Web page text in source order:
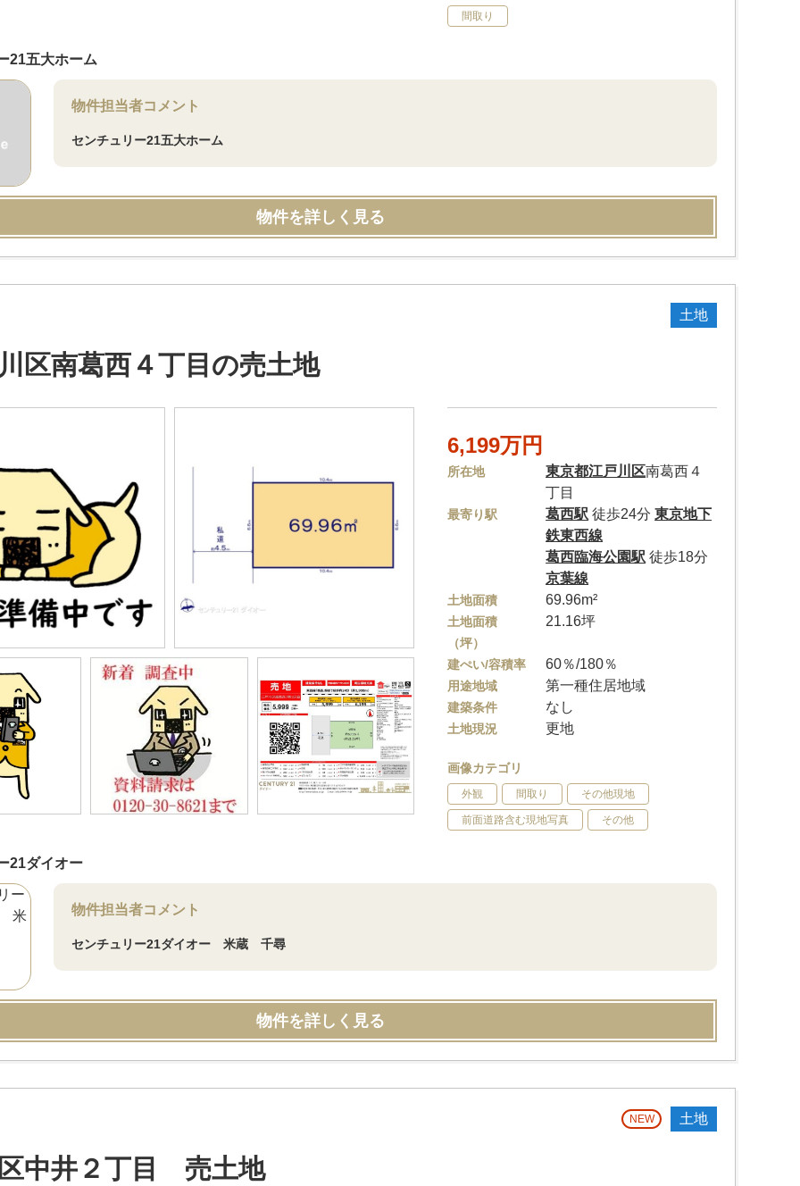
間取り
21五大ホーム
物件担当者コメント
センチュリー21五大ホーム
物件を詳しく見る
土地
区南葛西４丁目の売土地
6,199万円
所在地 東京都江戸川区南葛西４
丁目
最寄り駅 葛西駅 徒歩24分東京地下
鉄東西線
葛西臨海公園駅 徒歩18分
京葉線
土地面積 69.96m²
土地面積
（坪）
21.16坪
建ぺい/容積率 60％/180％
用途地域 第一種住居地域
建築条件 なし
土地現況 更地
画像カテゴリ
外観 間取り その他現地
前面道路含む現地写真 その他
21ダイオー
物件担当者コメント
センチュリー21ダイオー 米蔵 千尋
物件を詳しく見る
NEW 土地
中井２丁目 売土地